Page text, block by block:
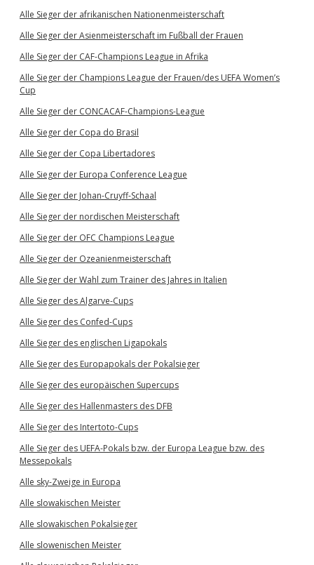
Alle Sieger der afrikanischen Nationenmeisterschaft
Alle Sieger der Asienmeisterschaft im Fußball der Frauen
Alle Sieger der CAF-Champions League in Afrika
Alle Sieger der Champions League der Frauen/des UEFA Women’s
Cup
Alle Sieger der CONCACAF-Champions-League
Alle Sieger der Copa do Brasil
Alle Sieger der Copa Libertadores
Alle Sieger der Europa Conference League
Alle Sieger der Johan-Cruyff-Schaal
Alle Sieger der nordischen Meisterschaft
Alle Sieger der OFC Champions League
Alle Sieger der Ozeanienmeisterschaft
Alle Sieger der Wahl zum Trainer des Jahres in Italien
Alle Sieger des Algarve-Cups
Alle Sieger des Confed-Cups
Alle Sieger des englischen Ligapokals
Alle Sieger des Europapokals der Pokalsieger
Alle Sieger des europäischen Supercups
Alle Sieger des Hallenmasters des DFB
Alle Sieger des Intertoto-Cups
Alle Sieger des UEFA-Pokals bzw. der Europa League bzw. des
Messepokals
Alle sky-Zweige in Europa
Alle slowakischen Meister
Alle slowakischen Pokalsieger
Alle slowenischen Meister